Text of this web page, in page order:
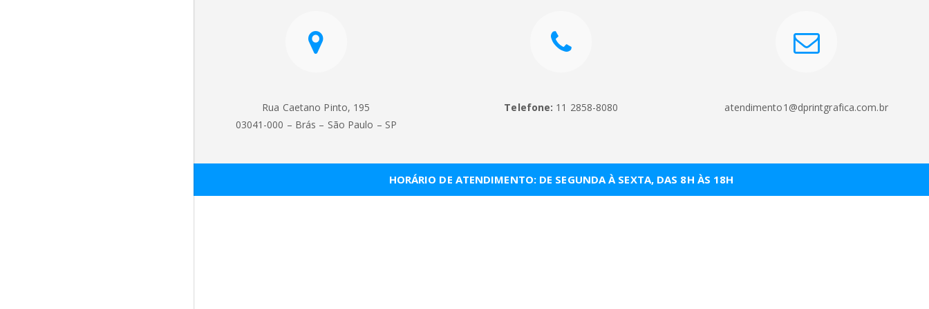
Rua Caetano Pinto, 195
03041-000 – Brás – São Paulo – SP
Telefone: 11 2858-8080 atendimento1@dprintgrafica.com.br
HORÁRIO DE ATENDIMENTO: DE SEGUNDA À SEXTA, DAS 8H ÀS 18H